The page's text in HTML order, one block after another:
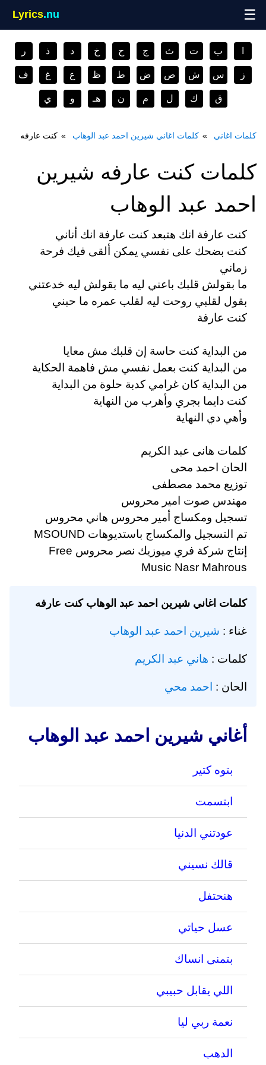
Lyrics.nu ☰
ب ت ث ج ح خ د ذ ر
ز س ش ص ض ط ظ ع غ ف
ق ك ل م ن هـ و ي
كلمات اغاني كلمات اغاني شيرين احمد عبد الوهاب كنت عارفه
كلمات كنت عارفه شيرين
احمد عبد الوهاب
كنت عارفة انك هتبعد كنت عارفة انك أناني
كنت بضحك على نفسي يمكن ألقى فيك فرحة
زماني
ما بقولش قلبك باعني ليه ما بقولش ليه خدعتني
بقول لقلبي روحت ليه لقلب عمره ما حبني
كنت عارفة
من البداية كنت حاسة إن قلبك مش معايا
من البداية كنت بعمل نفسي مش فاهمة الحكاية
من البداية كان غرامي كدبة حلوة من البداية
كنت دايما بجري وأهرب من النهاية
وأهي دي النهاية
كلمات هانى عبد الكريم
الحان احمد محى
توزيع محمد مصطفى
مهندس صوت امير محروس
تسجيل ومكساج أمير محروس هاني محروس
تم التسجيل والمكساج باستديوهات MSOUND
إنتاج شركة فري ميوزيك نصر محروس Free
Music Nasr Mahrous
كلمات اغاني شيرين احمد عبد الوهاب كنت عارفه
غناء : شيرين احمد عبد الوهاب
كلمات : هاني عبد الكريم
الحان : احمد محي
أغاني شيرين احمد عبد الوهاب
بتوه كتير
ابتسمت
عودتني الدنيا
قالك نسيني
هنحتفل
عسل حياتي
بتمنى انساك
اللي يقابل حبيبي
نعمة ربي ليا
الدهب